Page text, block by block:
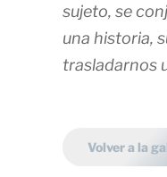
sujeto, se
una historia,
trasladarnos
Volver a la